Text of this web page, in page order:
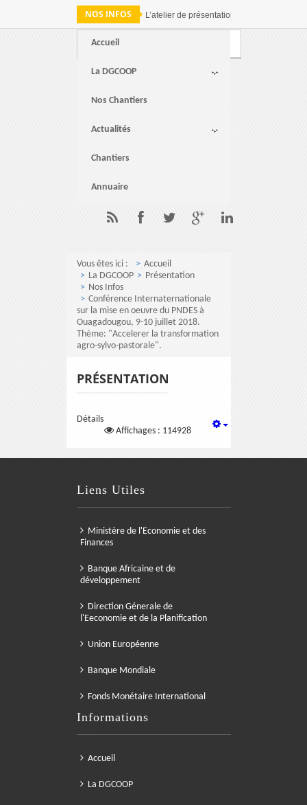
NOS INFOS L’atelier de présentation des résultats de
Accueil
La DGCOOP
Nos Chantiers
Actualités
Chantiers
Annuaire
Vous êtes ici :
Accueil
La DGCOOP
Présentation
Nos Infos
Conférence Internaternationale
sur la mise en oeuvre du PNDES à
Ouagadougou, 9-10 juillet 2018.
Thème: "Accelerer la transformation
agro-sylvo-pastorale".
PRÉSENTATION
Détails
Affichages : 114928
Liens Utiles
Ministère de l'Economie et des
Finances
Banque Africaine et de
développement
Direction Génerale de
l'Eeconomie et de la Planification
Union Européenne
Banque Mondiale
Fonds Monétaire International
Informations
Accueil
La DGCOOP